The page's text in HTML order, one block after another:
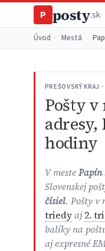
P posty.sk
Úvod Mestá
PREŠOVSKÝ KRAJ
Pošty v
adresy,
hodiny
V mestePapín
Slovenskej
čísiel. Pošty v
triedyaj2.
balíky na
aj expresné